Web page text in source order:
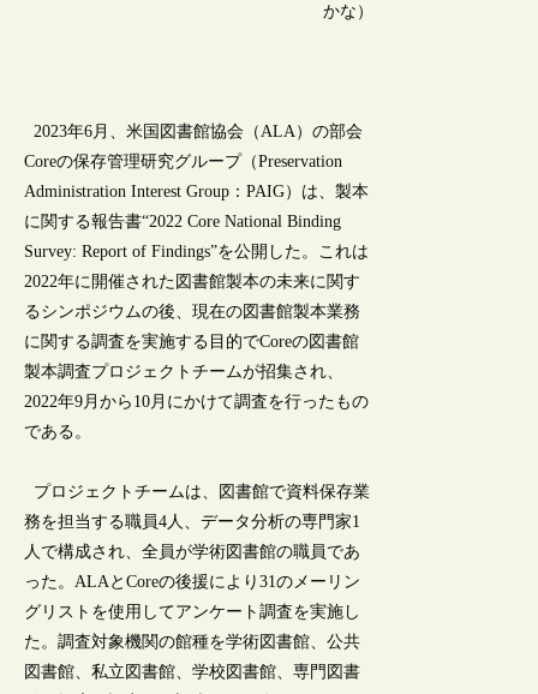
かな）
2023年6月、米国図書館協会（ALA）の部会
Coreの保存管理研究グループ（Preservation
Administration Interest Group：PAIG）は、製本
に関する報告書“2022 Core National Binding
Survey: Report of Findings”を公開した。これは
2022年に開催された図書館製本の未来に関す
るシンポジウムの後、現在の図書館製本業務
に関する調査を実施する目的でCoreの図書館
製本調査プロジェクトチームが招集され、
2022年9月から10月にかけて調査を行ったもの
である。
プロジェクトチームは、図書館で資料保存業
務を担当する職員4人、データ分析の専門家1
人で構成され、全員が学術図書館の職員であ
った。ALAとCoreの後援により31のメーリン
グリストを使用してアンケート調査を実施し
た。調査対象機関の館種を学術図書館、公共
図書館、私立図書館、学校図書館、専門図書